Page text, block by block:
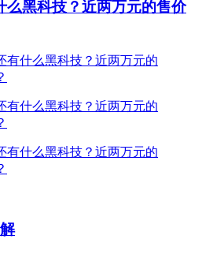
么黑科技？近两万元的售价